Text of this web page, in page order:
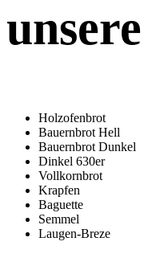
Holzofenbrot
Bauernbrot Hell
Bauernbrot Dunkel
Dinkel 630er
Vollkornbrot
Krapfen
Baguette
Semmel
Laugen-Breze